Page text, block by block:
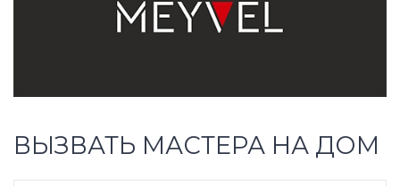
ВЫЗВАТЬ МАСТЕРА НА ДОМ